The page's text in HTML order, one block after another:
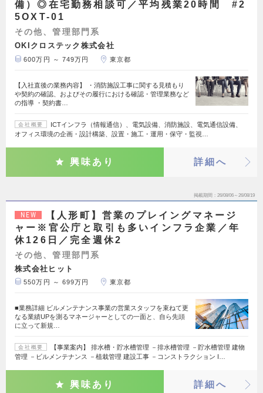
備）◎在宅勤務相談可／平均残業20時間 #2
5OXT-01
その他、管理部門系
OKIクロステック株式会社
600万円 ～ 749万円 東京都
【入社直後の業務内容】 ・消防施設工事に関する見積もり
や契約の確認、およびその履行における確認・管理業務など
の指導 ・契約書…
会社概要
ICTインフラ（情報通信）、電気設備、消防施設、電気通信設備、
オフィス環境の企画・設計構築、設置・施工・運用・保守・監視…
興味あり 詳細へ
掲載期間 26/08/06～26/08/19
NEW
【人形町】営業のプレイングマネージ
ャー※官公庁と取引も多いインフラ企業／年
休126日／完全週休2
その他、管理部門系
株式会社ヒット
550万円 ～ 699万円 東京都
■業務詳細 ビルメンテナンス事業の営業スタッフを束ねて更
なる業績UPを測るマネージャーとしての一面と、自ら先頭
に立って新規…
会社概要
【事業案内】 排水槽・貯水槽管理 －排水槽管理 －貯水槽管理 建物
管理 －ビルメンテナンス －植栽管理 建設工事 －コンストラクション I…
興味あり 詳細へ